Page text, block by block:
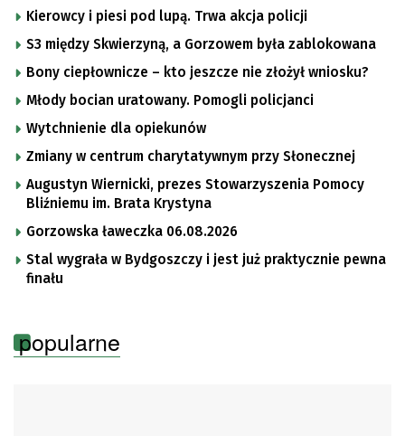
Kierowcy i piesi pod lupą. Trwa akcja policji
S3 między Skwierzyną, a Gorzowem była zablokowana
Bony ciepłownicze – kto jeszcze nie złożył wniosku?
Młody bocian uratowany. Pomogli policjanci
Wytchnienie dla opiekunów
Zmiany w centrum charytatywnym przy Słonecznej
Augustyn Wiernicki, prezes Stowarzyszenia Pomocy
Bliźniemu im. Brata Krystyna
Gorzowska ławeczka 06.08.2026
Stal wygrała w Bydgoszczy i jest już praktycznie pewna
finału
popularne